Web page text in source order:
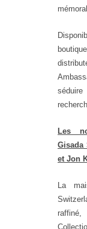
Les
Gisada
et Jon
La